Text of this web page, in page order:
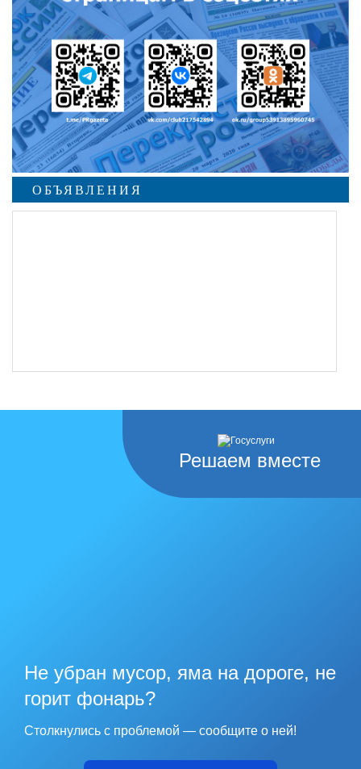
ОБЪЯВЛЕНИЯ
Решаем вместе
Не убран мусор, яма на дороге, не
горит фонарь?
Столкнулись с проблемой — сообщите о ней!